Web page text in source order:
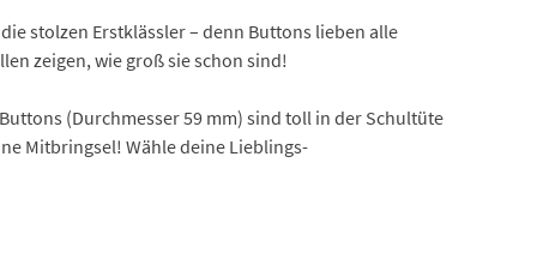
stolzen Erstklässler – denn Buttons lieben alle
zeigen, wie groß sie schon sind!
(Durchmesser 59 mm) sind toll in der Schultüte
Mitbringsel! Wähle deine Lieblings-